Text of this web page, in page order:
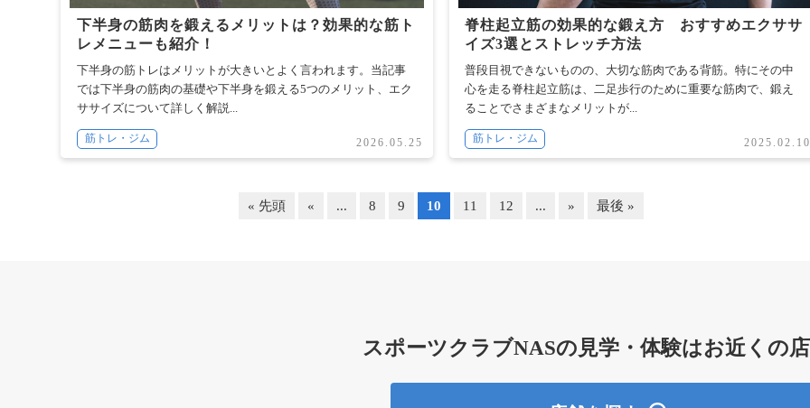
下半身の筋肉を鍛えるメリットは？効果的な筋ト
レメニューも紹介！
下半身の筋トレはメリットが大きいとよく言われます。当記事
では下半身の筋肉の基礎や下半身を鍛える5つのメリット、エク
ササイズについて詳しく解説...
筋トレ・ジム 2026.05.25
脊柱起立筋の効果的な鍛え方 おすすめエクササ
イズ3選とストレッチ方法
普段目視できないものの、大切な筋肉である背筋。特にその中
心を走る脊柱起立筋は、二足歩行のために重要な筋肉で、鍛え
ることでさまざまなメリットが...
筋トレ・ジム 2025.02.10
« 先頭 « ... 8 9 10 11 12 ... » 最後 »
スポーツクラブNASの 見学・体験はお近くの